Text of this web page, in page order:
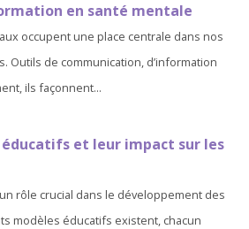
en santé mentale
occupent une place centrale dans nos
Outils de communication, d’information
ils façonnent...
éducatifs et leur impact sur les
rôle crucial dans le développement des
modèles éducatifs existent, chacun